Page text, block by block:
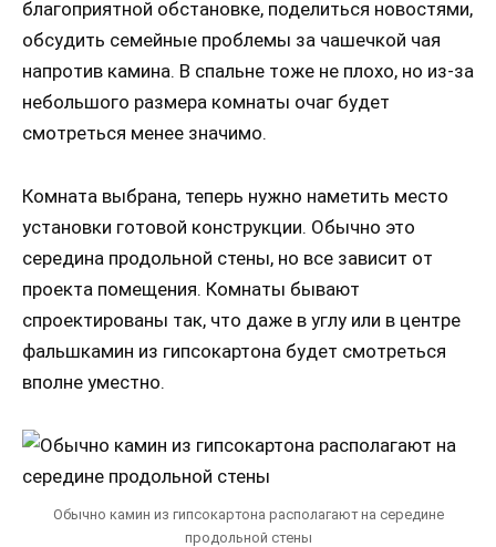
благоприятной обстановке, поделиться новостями,
обсудить семейные проблемы за чашечкой чая
напротив камина. В спальне тоже не плохо, но из-за
небольшого размера комнаты очаг будет
смотреться менее значимо.
Комната выбрана, теперь нужно наметить место
установки готовой конструкции. Обычно это
середина продольной стены, но все зависит от
проекта помещения. Комнаты бывают
спроектированы так, что даже в углу или в центре
фальшкамин из гипсокартона будет смотреться
вполне уместно.
Обычно камин из гипсокартона располагают на середине
продольной стены